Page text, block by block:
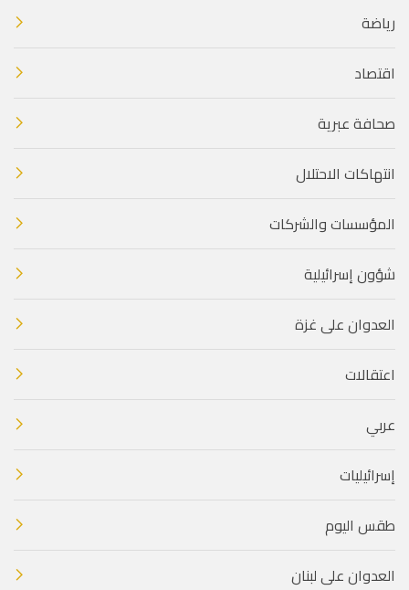
رياضة
اقتصاد
صحافة عبرية
انتهاكات الاحتلال
المؤسسات والشركات
شؤون إسرائيلية
العدوان على غزة
اعتقالات
عربي
إسرائيليات
طقس اليوم
العدوان على لبنان